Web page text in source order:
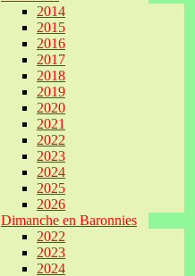
2014
2015
2016
2017
2018
2019
2020
2021
2022
2023
2024
2025
2026
Dimanche en Baronnies
2022
2023
2024